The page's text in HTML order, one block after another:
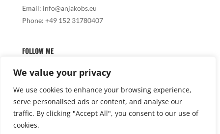
We value your privacy
We use cookies to enhance your browsing experience,
serve personalised ads or content, and analyse our
traffic. By clicking "Accept All", you consent to our use of
cookies.
Email: info@anjakobs.eu
Phone: +49 152 31780407
FOLLOW ME
